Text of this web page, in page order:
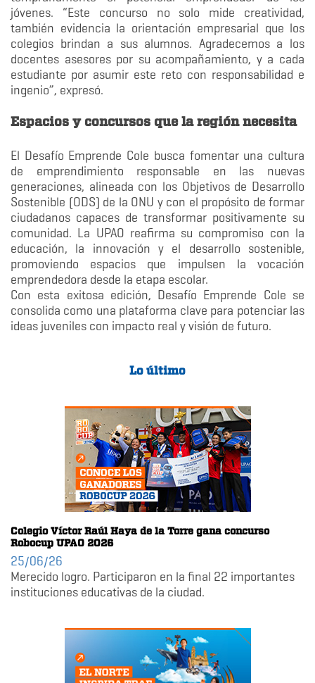
jóvenes. “Este concurso no solo mide creatividad,
también evidencia la orientación empresarial que los
colegios brindan a sus alumnos. Agradecemos a los
docentes asesores por su acompañamiento, y a cada
estudiante por asumir este reto con responsabilidad e
ingenio”, expresó.
Espacios y concursos que la región necesita
El Desafío Emprende Cole busca fomentar una cultura
de emprendimiento responsable en las nuevas
generaciones, alineada con los Objetivos de Desarrollo
Sostenible (ODS) de la ONU y con el propósito de formar
ciudadanos capaces de transformar positivamente su
comunidad. La UPAO reafirma su compromiso con la
educación, la innovación y el desarrollo sostenible,
promoviendo espacios que impulsen la vocación
emprendedora desde la etapa escolar.
Con esta exitosa edición, Desafío Emprende Cole se
consolida como una plataforma clave para potenciar las
ideas juveniles con impacto real y visión de futuro.
Lo último
Colegio Víctor Raúl Haya de la Torre gana concurso
Robocup UPAO 2026
25/06/26
Merecido logro. Participaron en la final 22 importantes
instituciones educativas de la ciudad.